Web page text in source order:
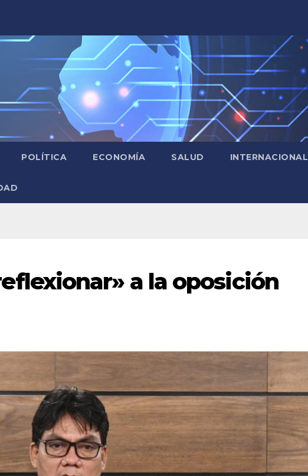
POLÍTICA ECONOMÍA SALUD INTERNACIONAL
a la oposición